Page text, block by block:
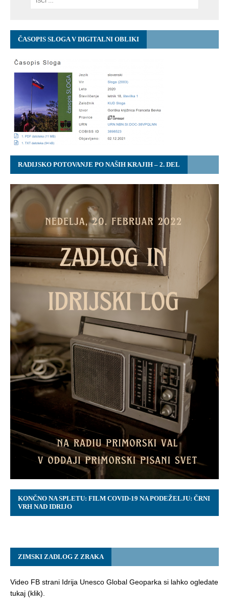
ČASOPIS SLOGA V DIGITALNI OBLIKI
RADIJSKO POTOVANJE PO NAŠIH KRAJIH – 2. DEL
KONČNO NA SPLETU: FILM COVID-19 NA PODEŽELJU: ČRNI
VRH NAD IDRIJO
ZIMSKI ZADLOG Z ZRAKA
Video FB strani Idrija Unesco Global Geoparka si lahko ogledate
tukaj (klik).